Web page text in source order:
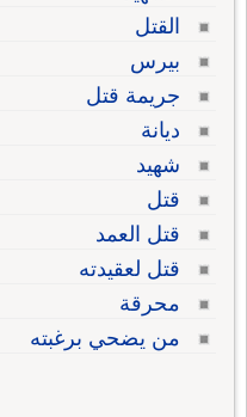
القتل
بيرس
جريمة قتل
ديانة
شهيد
قتل
قتل العمد
قتل لعقيدته
محرقة
من يضحي برغبته